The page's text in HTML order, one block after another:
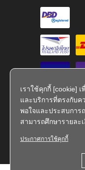
เราใช้คุกกี้ [cookie]
และบริการที่ตรงกับค
พอใจและประสบกา
สามารถศึกษารายละ
ประกาศการใช้คุกกี้